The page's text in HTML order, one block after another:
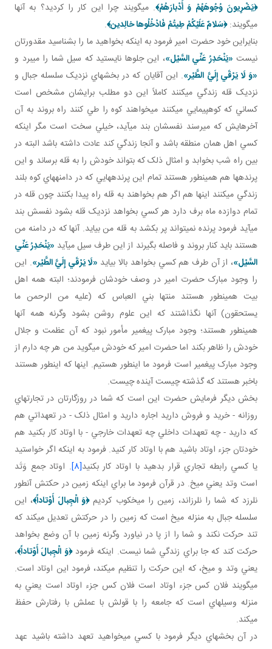
﴿يَضْرِيونَ وُجُوهَهُمْ وَ أَدْبارَهُمْ﴾. مي گويند چرا اين کار را کرديد؟ به آنها
مي گويند:﴿سَلامٌ عَلَيْكُمْ طِيتُمْ فَادْخُلُوها خالِدين‏﴾.
بنايراين خود حضرت امير فرمود به اينکه بخواهيد ما را بشناسيد مقدورتان
نيست «يَنْحَدِرُ عَنِّي السَّيْل»، اين جلوها نايستيد که سيل شما را مي برد و
«وَ لَا يَرْقَي إِلَيَّ الطَّيْر». اين آقايان که در بخش هاي نزديک سلسله جبال و
نزديک قله زندگي مي کنند کاملاً اين دو مطلب برايشان مشخص است
کساني که کوهپيمايي مي کنند مي خواهند کوه را طي کنند راه بروند به آن
آخرهايش که مي رسند نفسشان بند مي آيد، خيلي سخت است مگر اينکه
کسي اهل همان منطقه باشد و آنجا زندگي کند عادت داشته باشد البته در
بين راه شب بخوابد و امثال ذلک که بتواند خودش را به قله برساند و اين
پرنده ها هم همين طور هستند تمام اين پرنده هايي که در دامنه هاي کوه بلند
زندگي مي کنند اينها هم اگر هم بخواهند به قله راه پيدا بکنند چون قله در
تمام دوازده ماه برف دارد هر کسي بخواهد نزديک قله بشود نفسش بند
مي آيد فرمود پرنده نمي تواند پر بکشد به قله من بيايد. آنها که در دامنه من
هستند بايد کنار بروند و فاصله بگيرند از اين طرف سيل مي آيد «يَنْحَدِرُ عَنِّي
السَّيْل»، از آن طرف هم کسي بخواهد بالا بيايد «لَا يَرْقَي إِلَيَّ الطَّيْر». اين
را وجود مبارک حضرت امير در وصف خودشان فرمودند؛ البته همه اهل
بيت همين طور هستند منتها بني العباس که (عليه من الرحمن ما
يستحقون) آنها نگذاشتند که اين علوم روشن بشود وگرنه همه آنها
همين طور هستند؛ وجود مبارک پيغمير مأمور نبود که آن عظمت و جلال
خودش را ظاهر بکند اما حضرت امير که خودش مي گويد من هر چه دارم از
وجود مبارک پيغمير است فرمود ما اين طور هستيم. اينها که اين طور هستند
باخبر هستند که گذشته چيست آينده چيست.
بخش ديگر فرمايش حضرت اين است که شما در روزگارتان در تجارت هاي
روزانه - خريد و فروش داريد اجاره داريد و امثال ذلک - در تعهداتي هم
که داريد - چه تعهدات داخلي چه تعهدات خارجي - با اوتاد کار بکنيد هم
خودتان جزء اوتاد باشيد هم با اوتاد کار کنيد. فرمود به اينکه اگر خواستيد
يا کسي رابطه تجاري قرار بدهيد با اوتاد کار بکنيد[8] . اوتاد جمع وَتَد
است وتد يعني ميخ. در قرآن فرمود ما براي اينکه زمين در حکتش آن طور
نلرزد که شما را نلرزاند، زمين را ميخکوب کرديم﴿وَ الْجِبالَ أَوْتاداً﴾، اين
سلسله جبال به منزله ميخ است که زمين را در حرکتش تعديل مي کند که
تند حرکت نکند و شما را از پا در نياورد وگرنه زمين با آن وضع بخواهد
حرکت کند که جا براي زندگي شما نيست. اينکه فرمود﴿وَ الْجِبالَ أَوْتاداً﴾،
يعني وتد و ميخ، که اين حرکت را تنظيم مي کند، فرمود اين اوتاد است.
مي گويند فلان کس جزء اوتاد است فلان کس جزء اوتاد است يعني به
منزله وسيله اي است که جامعه را با قولش با عملش با رفتارش حفظ
مي کند.
در آن بخش هاي ديگر فرمود با کسي مي خواهيد تعهد داشته باشيد عهد